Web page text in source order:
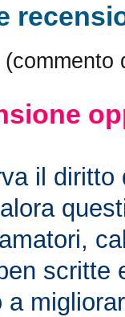
(commento
il diritto
scritte
a